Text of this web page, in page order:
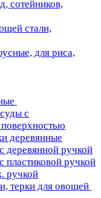
сотейников,
стали,
для риса,
с
деревянные
деревянной ручкой
пластиковой ручкой
ручкой
терки для овощей